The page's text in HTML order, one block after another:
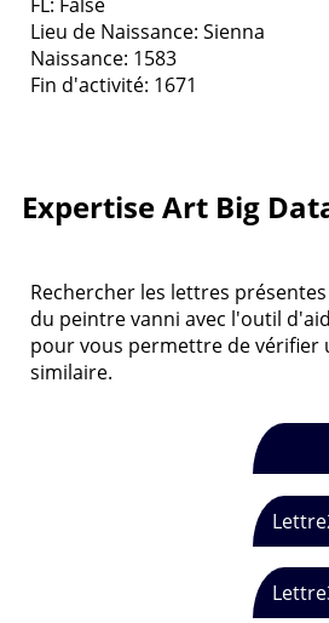
Lieu de Naissance: Sienna
Naissance: 1583
Fin d'activité: 1671
Expertise Art Big
Rechercher les lettres
du peintre vanni avec l'outil
pour vous permettre de vérifier
similaire.